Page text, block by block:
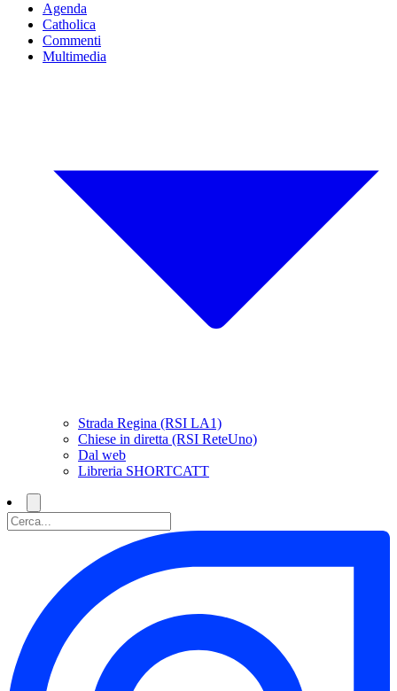
Agenda
Catholica
Commenti
Multimedia
Strada Regina (RSI LA1)
Chiese in diretta (RSI ReteUno)
Dal web
Libreria SHORTCATT